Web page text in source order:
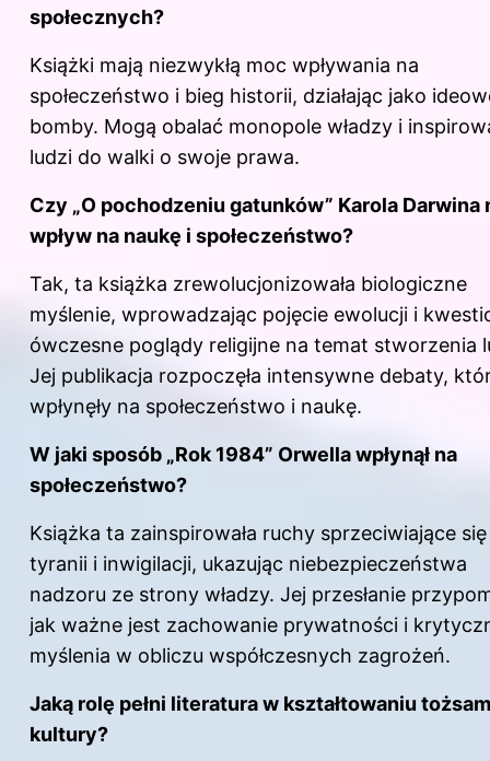
społecznych?
Książki mają niezwykłą moc wpływania na
społeczeństwo i bieg historii, działając jako
bomby. Mogą obalać monopole władzy i
ludzi do walki o swoje prawa.
Czy „O pochodzeniu gatunków” Karola Darwina
wpływ na naukę i społeczeństwo?
Tak, ta książka zrewolucjonizowała biologiczne
myślenie, wprowadzając pojęcie ewolucji i
ówczesne poglądy religijne na temat stworzenia
Jej publikacja rozpoczęła intensywne debaty,
wpłynęły na społeczeństwo i naukę.
W jaki sposób „Rok 1984” Orwella wpłynął na
społeczeństwo?
Książka ta zainspirowała ruchy sprzeciwiające się
tyranii i inwigilacji, ukazując niebezpieczeństwa
nadzoru ze strony władzy. Jej przesłanie
jak ważne jest zachowanie prywatności i
myślenia w obliczu współczesnych zagrożeń.
Jaką rolę pełni literatura w kształtowaniu
kultury?